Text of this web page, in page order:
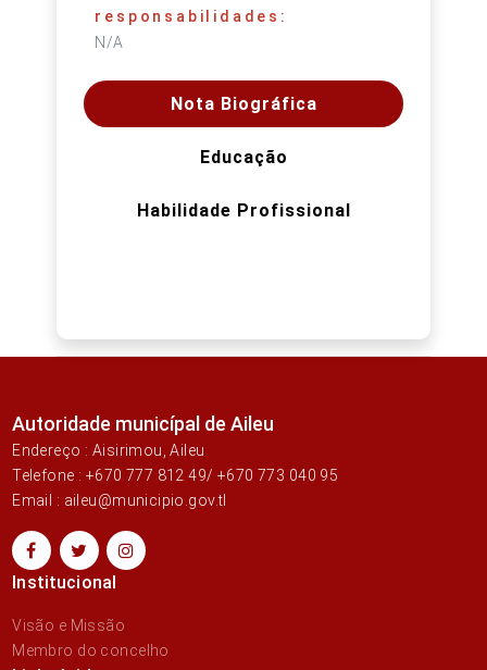
responsabilidades:
N/A
Nota Biográfica
Educação
Habilidade Profissional
Autoridade municípal de Aileu
Endereço : Aisirimou, Aileu
Telefone : +670 777 812 49/ +670 773 040 95
Email : aileu@municipio.gov.tl
Institucional
Visão e Missão
Membro do concelho